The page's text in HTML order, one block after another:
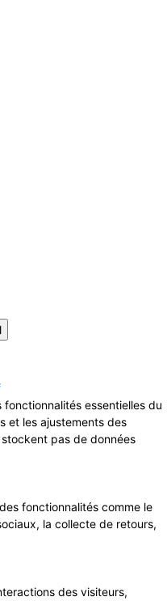
essentielles du
et les ajustements des
pas de données
fonctionnalités comme le
la collecte de retours,
des visiteurs,